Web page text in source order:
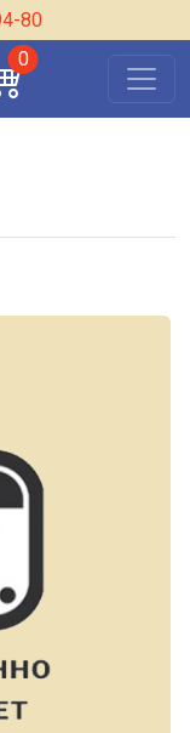
80
0